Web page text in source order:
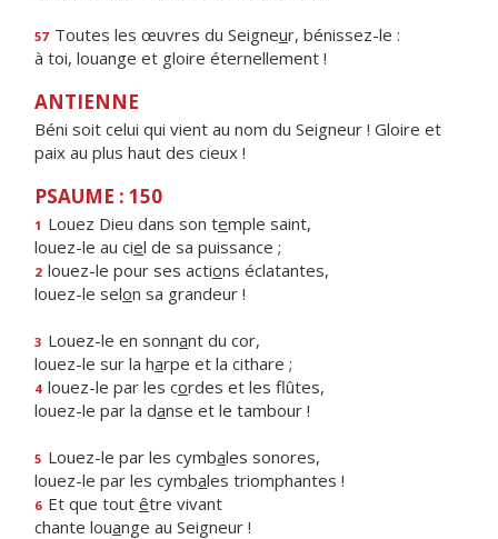
57 Toutes les œuvres du Seigneur, bénissez-le :
à toi, louange et gloire éternellement !
ANTIENNE
Béni soit celui qui vient au nom du Seigneur ! Gloire et
paix au plus haut des cieux !
PSAUME : 150
1 Louez Dieu dans son temple saint,
louez-le au ciel de sa puissance ;
2 louez-le pour ses actions éclatantes,
louez-le selon sa grandeur !
3 Louez-le en sonnant du cor,
louez-le sur la harpe et la cithare ;
4 louez-le par les cordes et les flûtes,
louez-le par la danse et le tambour !
5 Louez-le par les cymbales sonores,
louez-le par les cymbales triomphantes !
6 Et que tout être vivant
chante louange au Seigneur !